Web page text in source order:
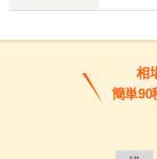
相
簡単90